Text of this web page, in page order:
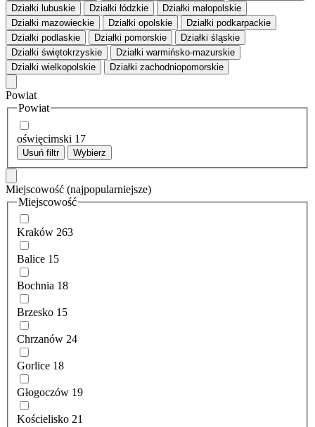
Działki lubuskie
Działki łódzkie
Działki małopolskie
Działki mazowieckie
Działki opolskie
Działki podkarpackie
Działki podlaskie
Działki pomorskie
Działki śląskie
Działki świętokrzyskie
Działki warmińsko-mazurskie
Działki wielkopolskie
Działki zachodniopomorskie
Powiat
Powiat
oświęcimski 17
Usuń filtr Wybierz
Miejscowość (najpopularniejsze)
Miejscowość
Kraków 263
Balice 15
Bochnia 18
Brzesko 15
Chrzanów 24
Gorlice 18
Głogoczów 19
Kościelisko 21